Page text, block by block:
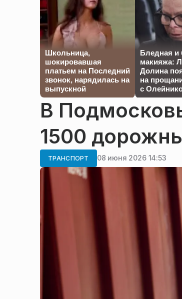
Школьница,
шокировавшая
платьем на Последний
звонок, нарядилась на
выпускной
Бледная и
макияжа:
Долина
на
с
В
1500
ТРАНСПОРТ 08 июня 2026 14:53